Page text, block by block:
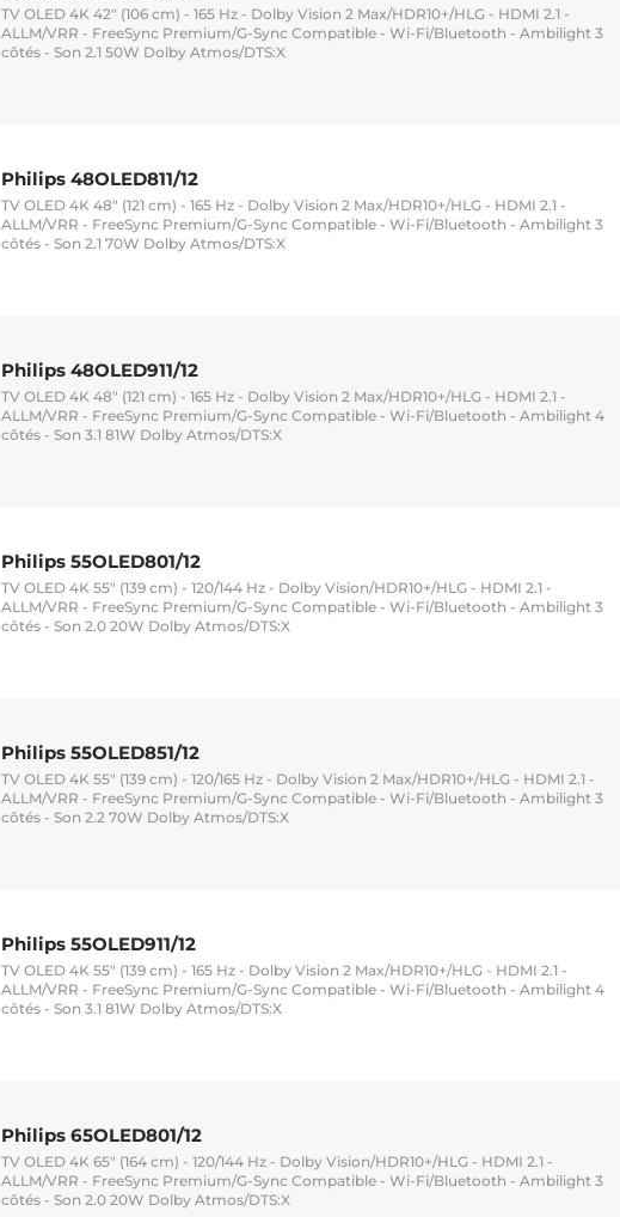
TV OLED 4K 42" (106 cm) - 165 Hz - Dolby Vision 2 Max/HDR10+/HLG - HDMI 2.1 -
ALLM/VRR - FreeSync Premium/G-Sync Compatible - Wi-Fi/Bluetooth - Ambilight 3
côtés - Son 2.1 50W Dolby Atmos/DTS:X
Philips 48OLED811/12
TV OLED 4K 48" (121 cm) - 165 Hz - Dolby Vision 2 Max/HDR10+/HLG - HDMI 2.1 -
ALLM/VRR - FreeSync Premium/G-Sync Compatible - Wi-Fi/Bluetooth - Ambilight 3
côtés - Son 2.1 70W Dolby Atmos/DTS:X
Philips 48OLED911/12
TV OLED 4K 48" (121 cm) - 165 Hz - Dolby Vision 2 Max/HDR10+/HLG - HDMI 2.1 -
ALLM/VRR - FreeSync Premium/G-Sync Compatible - Wi-Fi/Bluetooth - Ambilight 4
côtés - Son 3.1 81W Dolby Atmos/DTS:X
Philips 55OLED801/12
TV OLED 4K 55" (139 cm) - 120/144 Hz - Dolby Vision/HDR10+/HLG - HDMI 2.1 -
ALLM/VRR - FreeSync Premium/G-Sync Compatible - Wi-Fi/Bluetooth - Ambilight 3
côtés - Son 2.0 20W Dolby Atmos/DTS:X
Philips 55OLED851/12
TV OLED 4K 55" (139 cm) - 120/165 Hz - Dolby Vision 2 Max/HDR10+/HLG - HDMI 2.1 -
ALLM/VRR - FreeSync Premium/G-Sync Compatible - Wi-Fi/Bluetooth - Ambilight 3
côtés - Son 2.2 70W Dolby Atmos/DTS:X
Philips 55OLED911/12
TV OLED 4K 55" (139 cm) - 165 Hz - Dolby Vision 2 Max/HDR10+/HLG - HDMI 2.1 -
ALLM/VRR - FreeSync Premium/G-Sync Compatible - Wi-Fi/Bluetooth - Ambilight 4
côtés - Son 3.1 81W Dolby Atmos/DTS:X
Philips 65OLED801/12
TV OLED 4K 65" (164 cm) - 120/144 Hz - Dolby Vision/HDR10+/HLG - HDMI 2.1 -
ALLM/VRR - FreeSync Premium/G-Sync Compatible - Wi-Fi/Bluetooth - Ambilight 3
côtés - Son 2.0 20W Dolby Atmos/DTS:X